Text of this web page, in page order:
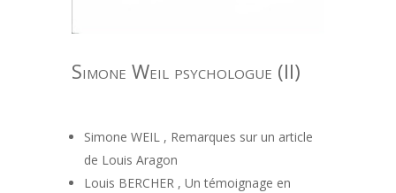
Simone Weil psychologue (II)
Simone WEIL , Remarques sur un article
de Louis Aragon
Louis BERCHER , Un témoignage en